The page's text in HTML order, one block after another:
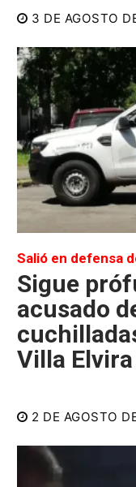
3 DE AGOSTO
Salió en defensa
Sigue
acusado
Villa Elvira
2 DE AGOSTO